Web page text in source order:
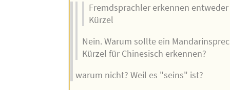
Fremdsprachler erkennen
Kürzel
Nein. Warum sollte ein
Kürzel für Chinesisch erkennen?
warum nicht? Weil es "seins" ist?